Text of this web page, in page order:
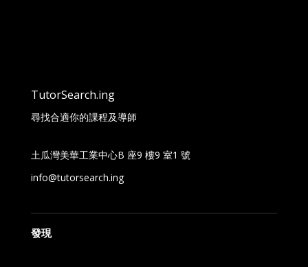
TutorSearch.ing
尋找合適你的課程及導師
土瓜灣美華工業中心B 座9 樓9 室1 號
info@tutorsearch.ing
發現